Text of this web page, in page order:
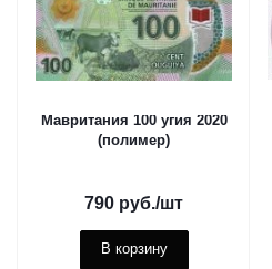
Мавритания 100 угия 2020
(полимер)
790 руб./шт
В корзину